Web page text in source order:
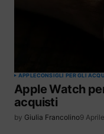
APPLECONSIGLI PER GLI
Apple Watch
acquisti
by Giulia Francolino9